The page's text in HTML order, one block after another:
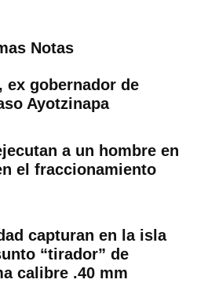
Notas
ex gobernador de
Ayotzinapa
a un hombre en
el fraccionamiento
capturan en la isla
“tirador” de
calibre .40 mm